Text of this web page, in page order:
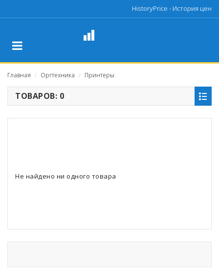
HistoryPrice - История цен
Главная / Оргтехника / Принтеры
ТОВАРОВ: 0
Не найдено ни одного товара